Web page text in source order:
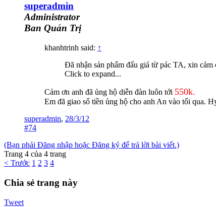
superadmin
Administrator
Ban Quản Trị
khanhtrinh said: ↑
Đã nhận sản phẩm đấu giá từ pác TA, xin
Click to expand...
Cảm ơn anh đã ủng hộ diễn đàn luôn tới 550k.
Em đã giao số tiền ủng hộ cho anh An vào tối qua.
superadmin, 28/3/12
#74
(Bạn phải Đăng nhập hoặc Đăng ký để trả lời bài viết.)
Trang 4 của 4 trang
< Trước 1 2 3 4
Chia sẻ trang này
Tweet